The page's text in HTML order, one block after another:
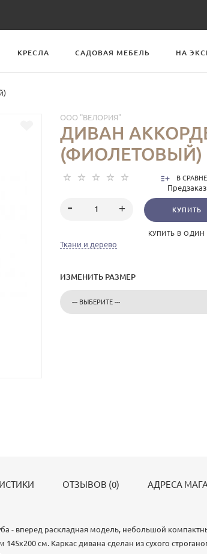
КРЕСЛА САДОВАЯ МЕБЕЛЬ НА
ООО "ВЕЛОРИЯ"
ДИВАН
(ФИОЛЕТОВЫЙ)
В
Предзаказ
КУПИТЬ
КУПИТЬ В ОДИН
Ткани и дерево
ИЗМЕНИТЬ РАЗМЕР
ОТЗЫВОВ (0) АДРЕСА
- вперед раскладная модель, небольшой
см. Каркас дивана сделан из сухого